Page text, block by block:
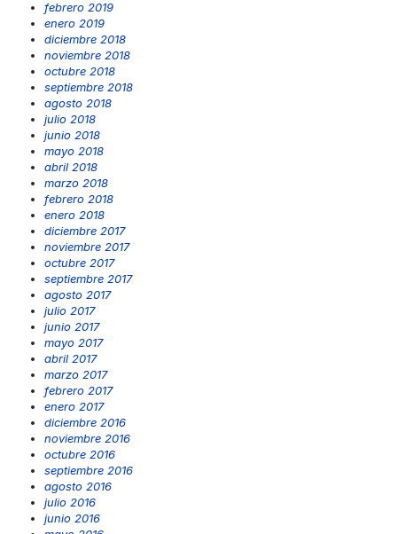
febrero 2019
enero 2019
diciembre 2018
noviembre 2018
octubre 2018
septiembre 2018
agosto 2018
julio 2018
junio 2018
mayo 2018
abril 2018
marzo 2018
febrero 2018
enero 2018
diciembre 2017
noviembre 2017
octubre 2017
septiembre 2017
agosto 2017
julio 2017
junio 2017
mayo 2017
abril 2017
marzo 2017
febrero 2017
enero 2017
diciembre 2016
noviembre 2016
octubre 2016
septiembre 2016
agosto 2016
julio 2016
junio 2016